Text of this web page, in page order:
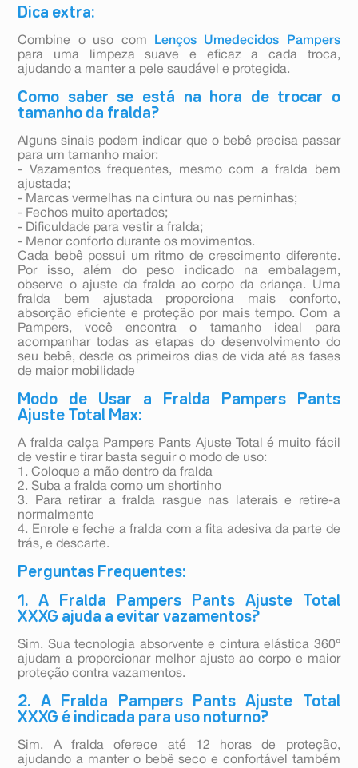
Dica extra:
Combine o uso com
Lenços Umedecidos Pampers
para uma limpeza suave e eficaz a cada troca,
ajudando a manter a pele saudável e protegida.
Como saber se está na hora de trocar o
tamanho da fralda?
Alguns sinais podem indicar que o bebê precisa passar
para um tamanho maior:
- Vazamentos frequentes, mesmo com a fralda bem
ajustada;
- Marcas vermelhas na cintura ou nas perninhas;
- Fechos muito apertados;
- Dificuldade para vestir a fralda;
- Menor conforto durante os movimentos.
Cada bebê possui um ritmo de crescimento diferente.
Por isso, além do peso indicado na embalagem,
observe o ajuste da fralda ao corpo da criança. Uma
fralda bem ajustada proporciona mais conforto,
absorção eficiente e proteção por mais tempo. Com a
Pampers, você encontra o tamanho ideal para
acompanhar todas as etapas do desenvolvimento do
seu bebê, desde os primeiros dias de vida até as fases
de maior mobilidade
Modo de Usar a Fralda Pampers Pants
Ajuste Total Max:
A fralda calça Pampers Pants Ajuste Total é muito fácil
de vestir e tirar basta seguir o modo de uso:
1. Coloque a mão dentro da fralda
2. Suba a fralda como um shortinho
3. Para retirar a fralda rasgue nas laterais e retire-a
normalmente
4. Enrole e feche a fralda com a fita adesiva da parte de
trás, e descarte.
Perguntas Frequentes:
1. A Fralda Pampers Pants Ajuste Total
XXXG ajuda a evitar vazamentos?
Sim. Sua tecnologia absorvente e cintura elástica 360°
ajudam a proporcionar melhor ajuste ao corpo e maior
proteção contra vazamentos.
2. A Fralda Pampers Pants Ajuste Total
XXXG é indicada para uso noturno?
Sim. A fralda oferece até 12 horas de proteção,
ajudando a manter o bebê seco e confortável também